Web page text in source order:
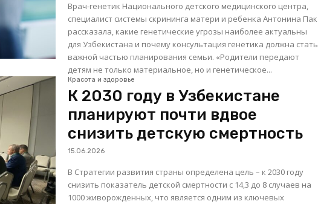
Врач-генетик Национального детского медицинского центра,
специалист системы скрининга матери и ребенка Антонина Пак
рассказала, какие генетические угрозы наиболее актуальны
для Узбекистана и почему консультация генетика должна стать
важной частью планирования семьи. «Родители передают
детям не только материальное, но и генетическое...
Красота и здоровье
К 2030 году в Узбекистане
планируют почти вдвое
снизить детскую смертность
15.06.2026
В Стратегии развития страны определена цель – к 2030 году
снизить показатель детской смертности с 14,3 до 8 случаев на
1000 живорожденных, что является одним из ключевых